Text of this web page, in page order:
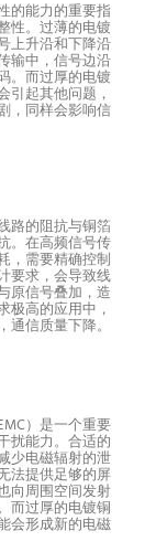
的能力的重要指
性。过薄的电镀
上升沿和下降沿
输中，信号边沿
。而过厚的电镀
引起其他问题，
，同样会影响信
路的阻抗与铜箔
。在高频信号传
，需要精确控制
要求，会导致线
原信号叠加，造
极高的应用中，
信质量下降。
）是一个重要
扰能力。合适的
少电磁辐射的泄
法提供足够的屏
向周围空间发射
而过厚的电镀铜
会形成新的电磁